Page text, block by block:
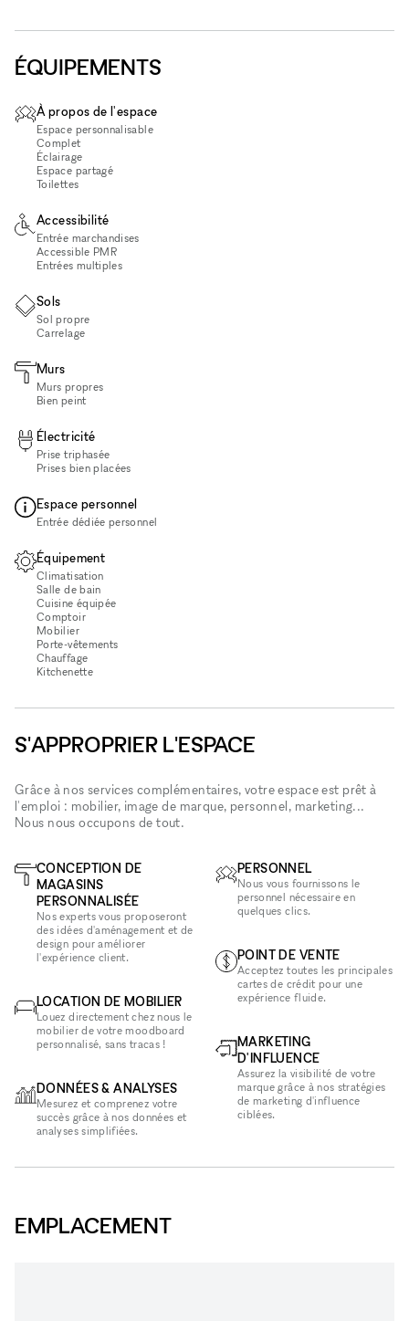
ÉQUIPEMENTS
À propos de l'espace
Espace personnalisable
Complet
Éclairage
Espace partagé
Toilettes
Accessibilité
Entrée marchandises
Accessible PMR
Entrées multiples
Sols
Sol propre
Carrelage
Murs
Murs propres
Bien peint
Électricité
Prise triphasée
Prises bien placées
Espace personnel
Entrée dédiée personnel
Équipement
Climatisation
Salle de bain
Cuisine équipée
Comptoir
Mobilier
Porte-vêtements
Chauffage
Kitchenette
S'APPROPRIER L'ESPACE
Grâce à nos services complémentaires, votre espace est prêt à
l'emploi : mobilier, image de marque, personnel, marketing...
Nous nous occupons de tout.
CONCEPTION DE
MAGASINS
PERSONNALISÉE
Nos experts vous proposeront
des idées d'aménagement et de
design pour améliorer
l'expérience client.
LOCATION DE MOBILIER
Louez directement chez nous le
mobilier de votre moodboard
personnalisé, sans tracas !
DONNÉES & ANALYSES
Mesurez et comprenez votre
succès grâce à nos données et
analyses simplifiées.
PERSONNEL
Nous vous fournissons le
personnel nécessaire en
quelques clics.
POINT DE VENTE
Acceptez toutes les principales
cartes de crédit pour une
expérience fluide.
MARKETING
D'INFLUENCE
Assurez la visibilité de votre
marque grâce à nos stratégies
de marketing d'influence
ciblées.
EMPLACEMENT